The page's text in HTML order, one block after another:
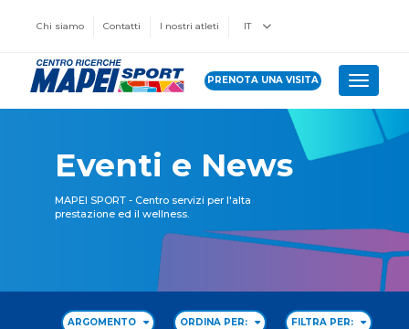
Chi siamo Contatti I nostri atleti IT
PRENOTA UNA VISITA Toggle
Eventi e News
MAPEI SPORT - Centro servizi per l'alta
prestazione ed il wellness.
ARGOMENTO ORDINA PER: FILTRA PER: